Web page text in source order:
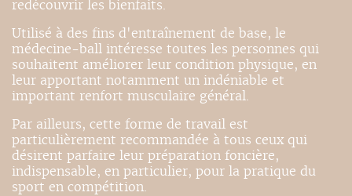
redécouvrir les bienfaits.
Utilisé à des fins d'entraînement de base, le
médecine-ball intéresse toutes les personnes qui
souhaitent améliorer leur condition physique, en
leur apportant notamment un indéniable et
important renfort musculaire général.
Par ailleurs, cette forme de travail est
particulièrement recommandée à tous ceux qui
désirent parfaire leur préparation foncière,
indispensable, en particulier, pour la pratique du
sport en compétition.